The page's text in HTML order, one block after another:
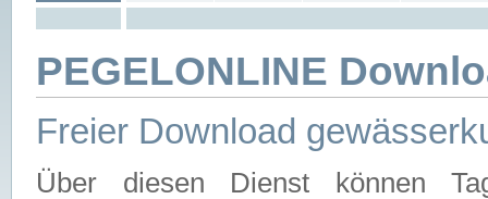
PEGELONLINE
Freier Download
Über diesen Dienst können